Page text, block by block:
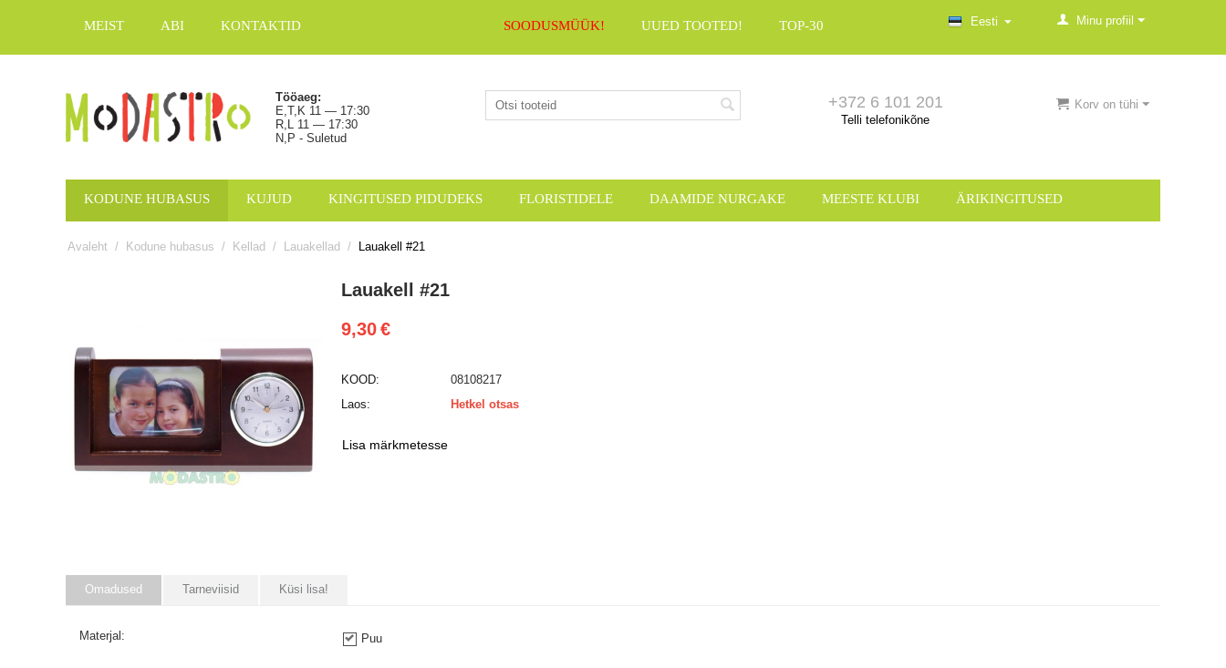
MEIST ABI KONTAKTID SOODUSMÜÜK! UUED TOOTED! TOP-30 Minu profiil
Eesti
Tööaeg:
E,T,K 11 — 17:30
R,L 11 — 17:30
N,P - Suletud
+372 6 101 201
Telli telefonikõne
Korv on tühi
KODUNE HUBASUS KUJUD KINGITUSED PIDUDEKS FLORISTIDELE DAAMIDE NURGAKE MEESTE KLUBI ÄRIKINGITUSED
Avaleht / Kodune hubasus / Kellad / Lauakellad / Lauakell #21
Lauakell #21
9,30€
KOOD:
08108217
Laos:
Hetkel otsas
Lisa märkmetesse
Omadused Tarneviisid Küsi lisa!
Materjal: Puu